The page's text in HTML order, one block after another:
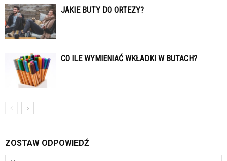
JAKIE BUTY DO ORTEZY?
CO ILE WYMIENIAĆ WKŁADKI W BUTACH?
ZOSTAW ODPOWIEDŹ